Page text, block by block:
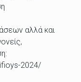
αλλά και
2024/